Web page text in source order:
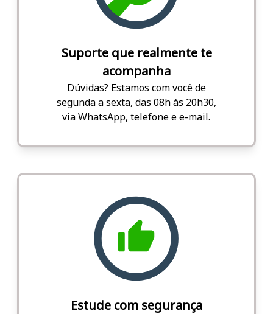
Suporte que realmente te
acompanha
Dúvidas? Estamos com você de
segunda a sexta, das 08h às 20h30,
via WhatsApp, telefone e e-mail.
Estude com segurança